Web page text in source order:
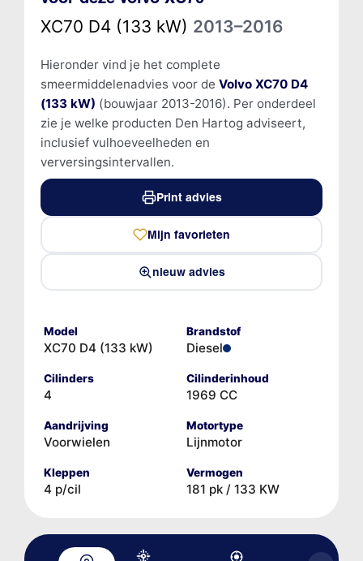
XC70 D4 (133 kW) 2013–2016
Hieronder vind je het complete
smeermiddelenadvies voor de Volvo XC70 D4
(133 kW) (bouwjaar 2013-2016). Per onderdeel
zie je welke producten Den Hartog adviseert,
inclusief vulhoeveelheden en
verversingsintervallen.
Print advies
Mijn favorieten
nieuw advies
Model
XC70 D4 (133 kW)
Brandstof
Diesel
Cilinders
4
Cilinderinhoud
1969 CC
Aandrijving
Voorwielen
Motortype
Lijnmotor
Kleppen
4 p/cil
Vermogen
181 pk / 133 KW